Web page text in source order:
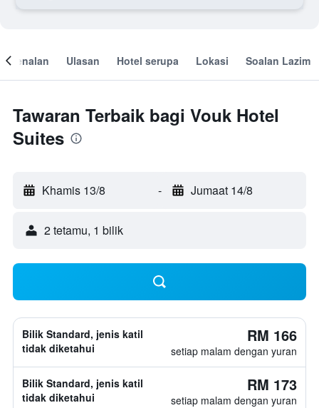
Ulasan Hotel serupa Lokasi Soalan Lazim
Tawaran Terbaik bagi Vouk Hotel
Suites
Khamis 13/8 - Jumaat 14/8
2 tetamu, 1 bilik
Bilik Standard, jenis katil
tidak diketahui
RM 166
setiap malam dengan yuran
Bilik Standard, jenis katil
tidak diketahui
RM 173
setiap malam dengan yuran